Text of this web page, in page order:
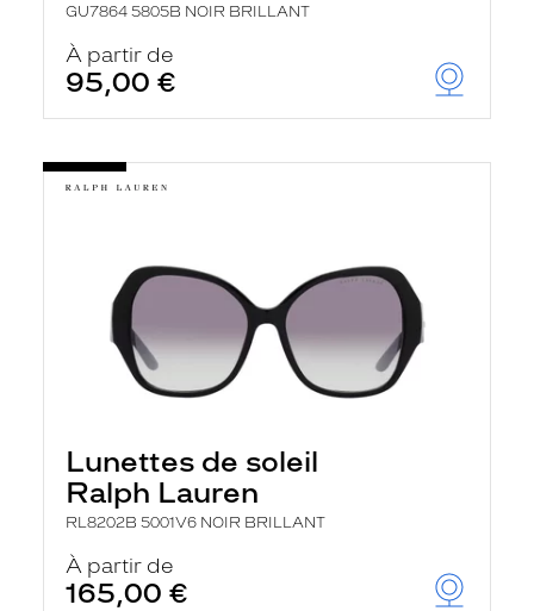
GU7864 5805B NOIR BRILLANT
À partir de
95,00 €
Lunettes de soleil
Ralph Lauren
RL8202B 5001V6 NOIR BRILLANT
À partir de
165,00 €